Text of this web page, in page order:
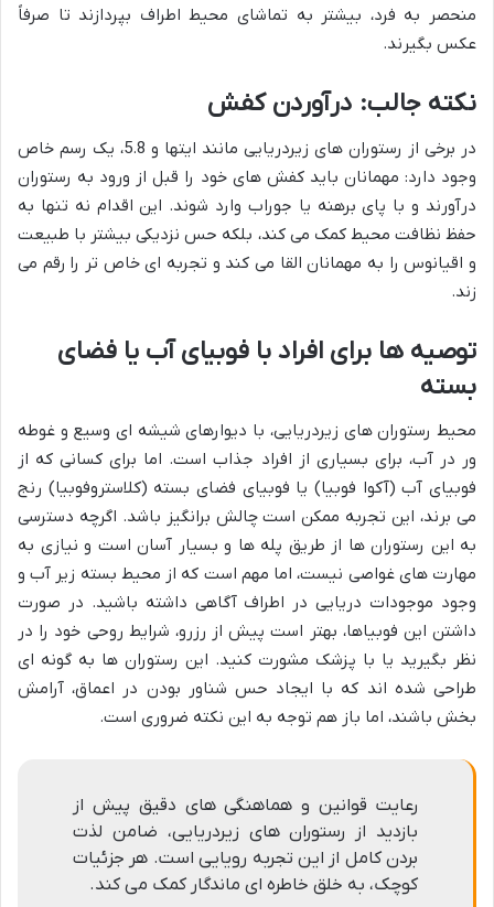
منحصر به فرد، بیشتر به تماشای محیط اطراف بپردازند تا صرفاً
عکس بگیرند.
نکته جالب: درآوردن کفش
در برخی از رستوران های زیردریایی مانند ایتها و 5.8، یک رسم خاص
وجود دارد: مهمانان باید کفش های خود را قبل از ورود به رستوران
درآورند و با پای برهنه یا جوراب وارد شوند. این اقدام نه تنها به
حفظ نظافت محیط کمک می کند، بلکه حس نزدیکی بیشتر با طبیعت
و اقیانوس را به مهمانان القا می کند و تجربه ای خاص تر را رقم می
زند.
توصیه ها برای افراد با فوبیای آب یا فضای
بسته
محیط رستوران های زیردریایی، با دیوارهای شیشه ای وسیع و غوطه
ور در آب، برای بسیاری از افراد جذاب است. اما برای کسانی که از
فوبیای آب (آکوا فوبیا) یا فوبیای فضای بسته (کلاستروفوبیا) رنج
می برند، این تجربه ممکن است چالش برانگیز باشد. اگرچه دسترسی
به این رستوران ها از طریق پله ها و بسیار آسان است و نیازی به
مهارت های غواصی نیست، اما مهم است که از محیط بسته زیر آب و
وجود موجودات دریایی در اطراف آگاهی داشته باشید. در صورت
داشتن این فوبیاها، بهتر است پیش از رزرو، شرایط روحی خود را در
نظر بگیرید یا با پزشک مشورت کنید. این رستوران ها به گونه ای
طراحی شده اند که با ایجاد حس شناور بودن در اعماق، آرامش
بخش باشند، اما باز هم توجه به این نکته ضروری است.
رعایت قوانین و هماهنگی های دقیق پیش از
بازدید از رستوران های زیردریایی، ضامن لذت
بردن کامل از این تجربه رویایی است. هر جزئیات
کوچک، به خلق خاطره ای ماندگار کمک می کند.